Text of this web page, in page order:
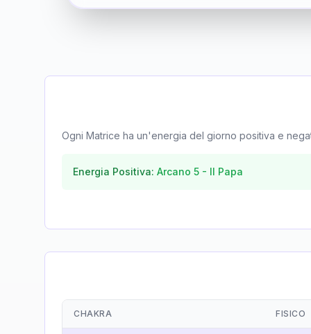
Ogni Matrice ha un'energia del giorno positiva e
Energia Positiva: Arcano 5 - Il Papa
CHAKRA FISICO